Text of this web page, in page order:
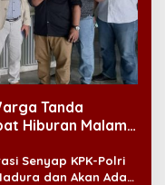
Tanda
Hiburan Malam
Senyap KPK-Polri
dan Akan Ada